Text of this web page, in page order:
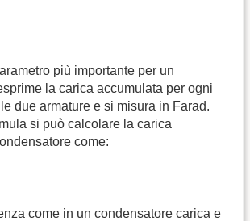
più importante per un
la carica accumulata per ogni
due armature e si misura in Farad.
si può calcolare la carica
come:
come in un condensatore carica e